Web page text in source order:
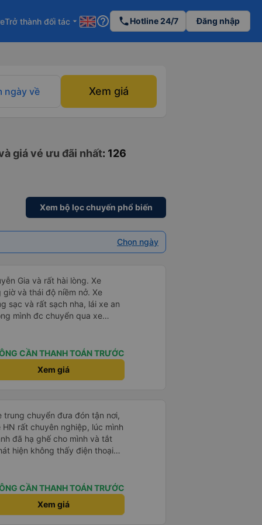
Trở thành đối tác arrow_drop_down help_outline phoneHotline 24/7 Đăng nhập
ngày về Xem giá
giá vé ưu đãi nhất: 126
Xem bộ lọc chuyến phổ biến
Chọn ngày
Gia và rất hài lòng. Xe
và thái độ niềm nở. Xe
sạc và rất sạch nha, lái xe an
mình đc chuyển qua xe
mái bạn lái xe rất nice. 1
CẦN THANH TOÁN TRƯỚC
Xem giá
trung chuyển đưa đón tận nơi,
rất chuyên nghiệp, lúc mình
đã hạ ghế cho mình và tắt
hiện không thấy điện thoại
trung chuyển để tìm điện thoại
nhiều. 1000 sao ạ.
CẦN THANH TOÁN TRƯỚC
Xem giá